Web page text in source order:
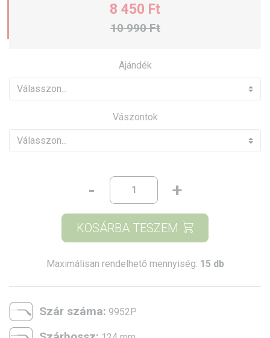
10 990 Ft
8 450 Ft
Ajándék
Vászontok
- +
KOSÁRBA TESZEM
Maximálisan rendelhető mennyiség: 15 db
Szár száma: 9952P